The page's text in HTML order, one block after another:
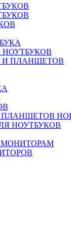
И ПЛАНШЕТОВ
ПЛАНШЕТОВ
НОУТБУКОВ